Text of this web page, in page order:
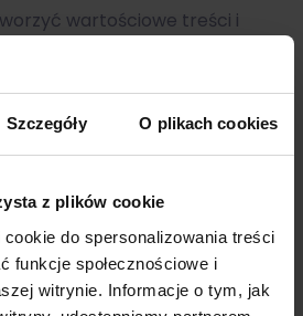
Szczegóły O plikach cookies
z plików cookie
do spersonalizowania treści
funkcje społecznościowe i
witrynie. Informacje o tym, jak
wartościowe treści i
do potrzeb użytkowników.
także: